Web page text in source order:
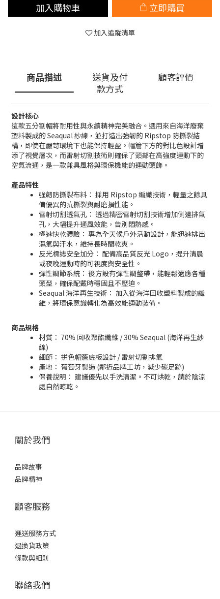
加入購物車 立即購買
加入追蹤清單
商品描述
送貨及付
款方式
顧客評價
設計核心
這款五分割帽將耐用性與永續精神完美融合。選用來自海洋廢棄
塑料製成的 Seaqual 紗線，並打造出強韌的 Ripstop 防撕裂結
構，即使在嚴苛環境下也能保持輕盈。帽簷下方的對比色設計增
添了視覺層次，而雷射切割技術則確保了頭部在高強度運動下的
空氣流通，是一款兼具風格與環保機能的運動頭飾。
產品特性
強韌防撕裂布料： 採用 Ripstop 編織技術，輕量之餘具
備優異的抗撕裂與耐磨損性能。
雷射切割透氣孔： 透過精密雷射切割技術增加側邊排氣
孔，大幅提升通風效能，告別悶熱感。
極速快乾體驗： 專為全天候戶外活動設計，能迅速排出
濕氣與汗水，維持長時間乾爽。
反光標誌安全加分： 配備高品質反光 Logo，提升清晨
或夜晚運動時的可視度與安全性。
彈性調節系統： 後方設有彈性調整帶，能輕鬆適應各種
頭型，確保配戴時穩固且不壓迫。
Seaqual 海洋再生技術： 加入從海洋回收塑料製成的纖
維，將環保意識轉化為高效能運動裝備。
商品規格
材質： 70% 回收聚酯纖維 / 30% Seaqual (海洋再生紗
線)
細節： 拼色帽簷底板設計 / 雷射切割排氣
產地： 葡萄牙製造 (鄰近品牌工坊，減少碳足跡)
保養說明： 建議優先以手洗清潔。不可烘乾，請於陰涼
處自然晾乾。
關於我們
品牌故事
品牌精神
顧客服務
運送服務方式
退換貨政策
條款與細則
聯絡我們